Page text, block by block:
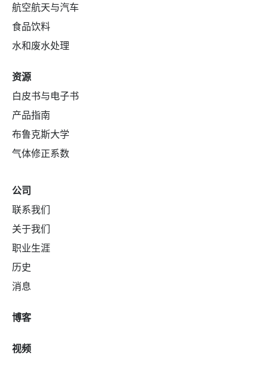
航空航天与汽车
食品饮料
水和废水处理
资源
白皮书与电子书
产品指南
布鲁克斯大学
气体修正系数
公司
联系我们
关于我们
职业生涯
历史
消息
博客
视频